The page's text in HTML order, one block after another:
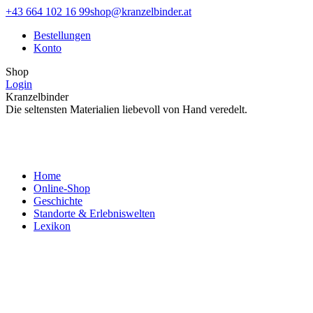
Zum
springen
Facebook
opens
window
Instagram
opens
window
+43 664 102 16 99shop@kranzelbinder.at
Bestellungen
Konto
Shop
Login
Kranzelbinder
Die seltensten Materialien liebevoll von Hand veredelt.
Home
Online-Shop
Geschichte
Standorte & Erlebniswelten
Lexikon